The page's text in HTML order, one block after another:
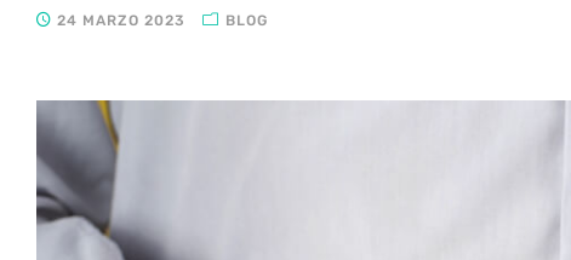
24 MARZO 2023 BLOG